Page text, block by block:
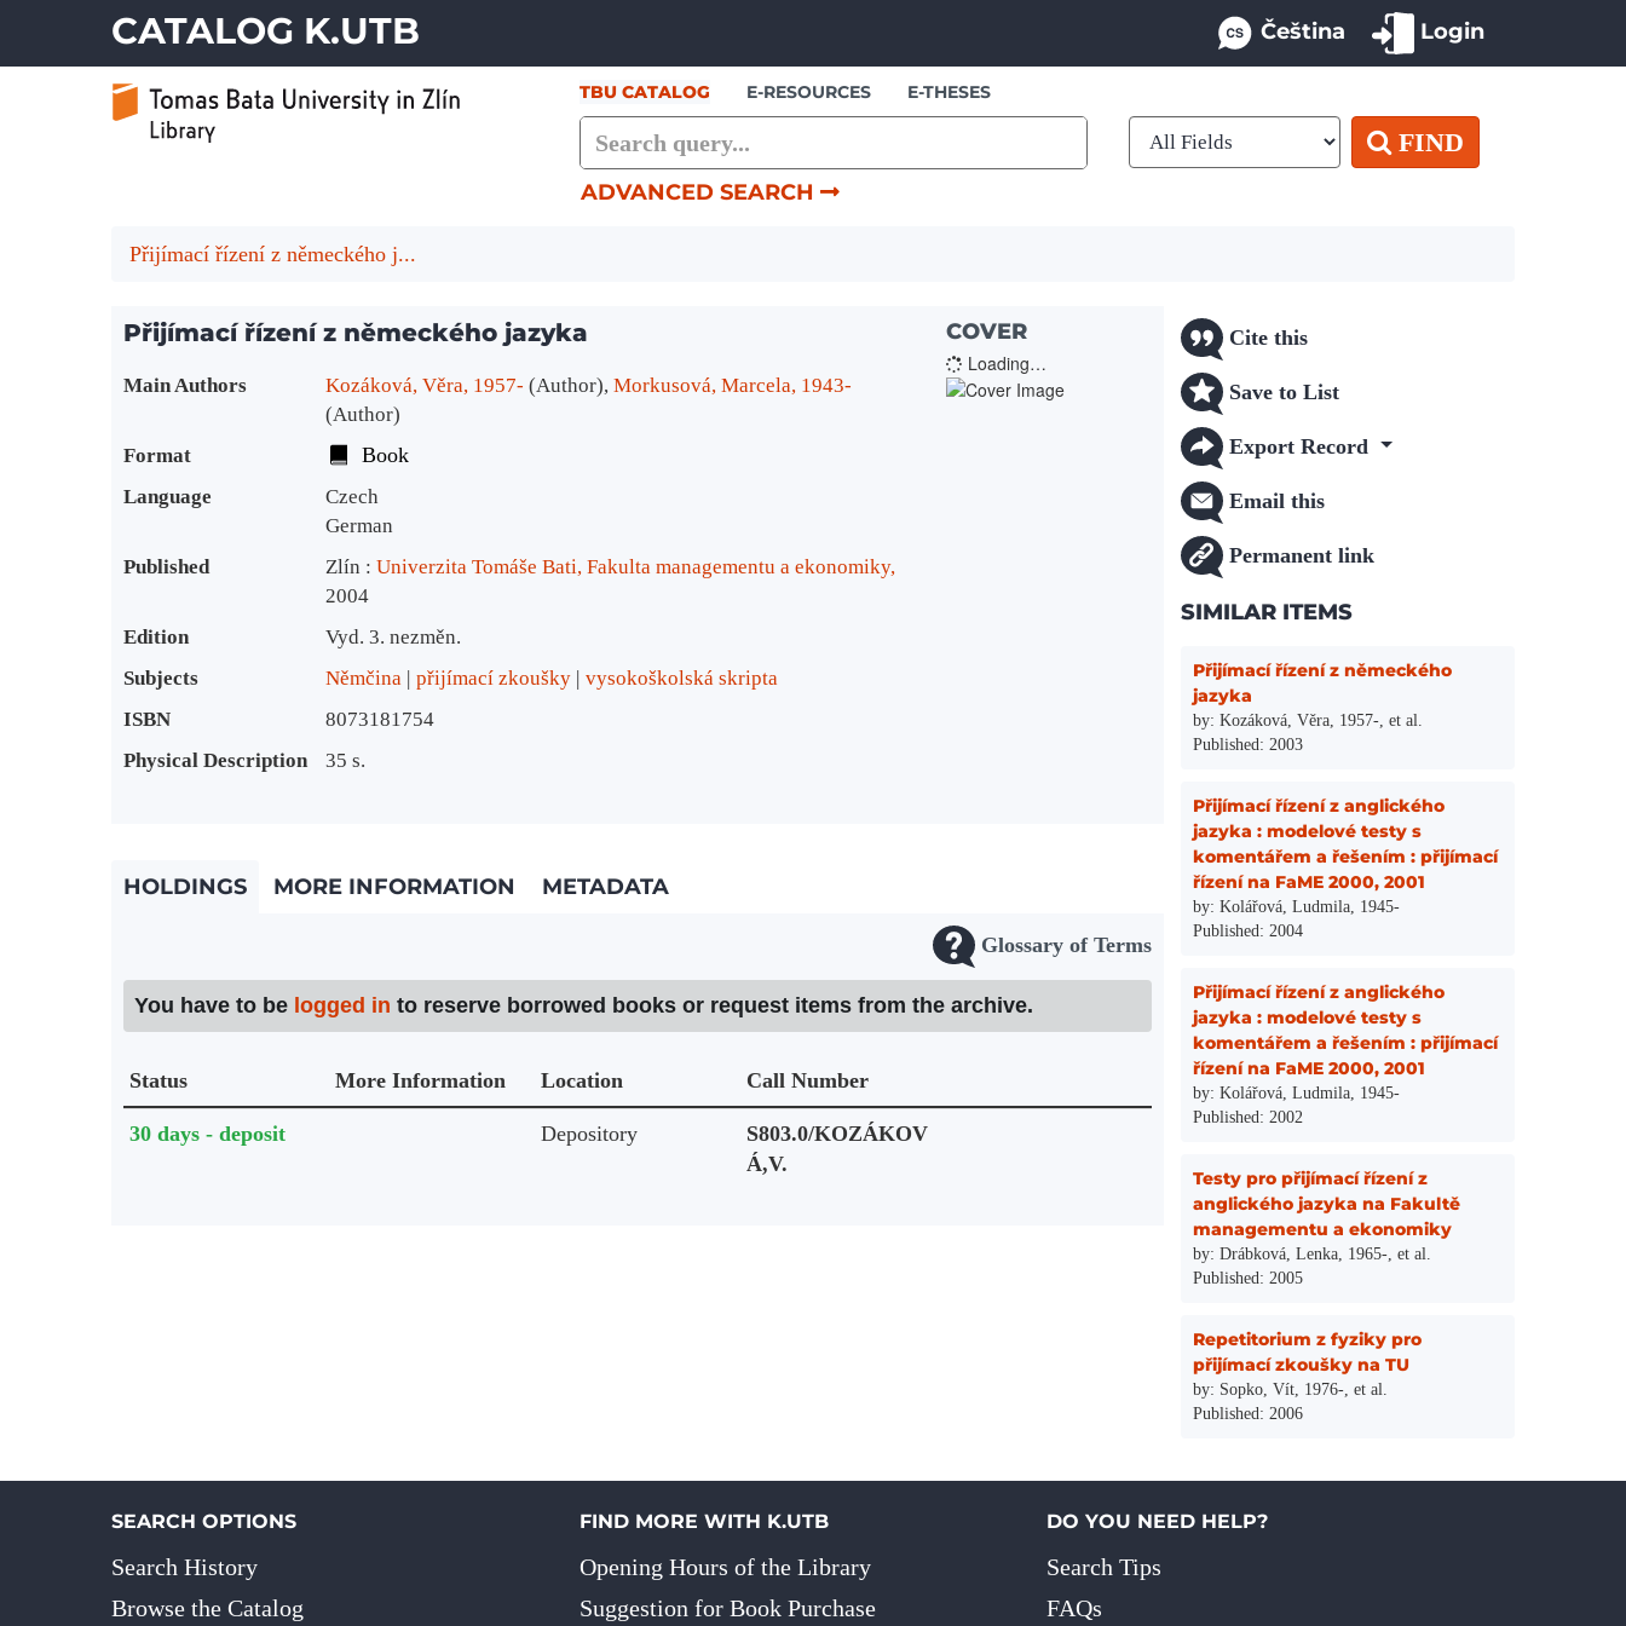
CATALOG K.UTB Čeština Login
TBU CATALOG E-RESOURCES E-THESES
FIND
ADVANCED SEARCH
Přijímací řízení z německého j...
Přijímací řízení z německého jazyka
Bibliographic Details
Main Authors Kozáková, Věra, 1957- (Author), Morkusová, Marcela, 1943-
(Author)
Format
Book
Language
Czech
German
Published
Zlín : Univerzita Tomáše Bati, Fakulta managementu a ekonomiky,
2004
Edition
Vyd. 3. nezměn.
Subjects
Němčina přijímací zkoušky
vysokoškolská skripta
ISBN
8073181754
Physical Description
35 s.
COVER
Loading…
HOLDINGS MORE INFORMATION METADATA
Glossary of Terms
You have to be logged in to reserve borrowed books or request items from the archive.
Status More Information Location
Call Number
Holdings details from Knihovna UTB
30 days - deposit Depository
S803.0/KOZÁKOV
Á,V.
Cite this
Save to List
Export Record
Email this
Permanent link
SIMILAR ITEMS
Přijímací řízení z německého
jazyka
by: Kozáková, Věra, 1957-, et al.
Published: 2003
Přijímací řízení z anglického
jazyka : modelové testy s
komentářem a řešením : přijímací
řízení na FaME 2000, 2001
by: Kolářová, Ludmila, 1945-
Published: 2004
Přijímací řízení z anglického
jazyka : modelové testy s
komentářem a řešením : přijímací
řízení na FaME 2000, 2001
by: Kolářová, Ludmila, 1945-
Published: 2002
Testy pro přijímací řízení z
anglického jazyka na Fakultě
managementu a ekonomiky
by: Drábková, Lenka, 1965-, et al.
Published: 2005
Repetitorium z fyziky pro
přijímací zkoušky na TU
by: Sopko, Vít, 1976-, et al.
Published: 2006
SEARCH OPTIONS
Search History
Browse the Catalog
FIND MORE WITH K.UTB
Opening Hours of the Library
Suggestion for Book Purchase
DO YOU NEED HELP?
Search Tips
FAQs